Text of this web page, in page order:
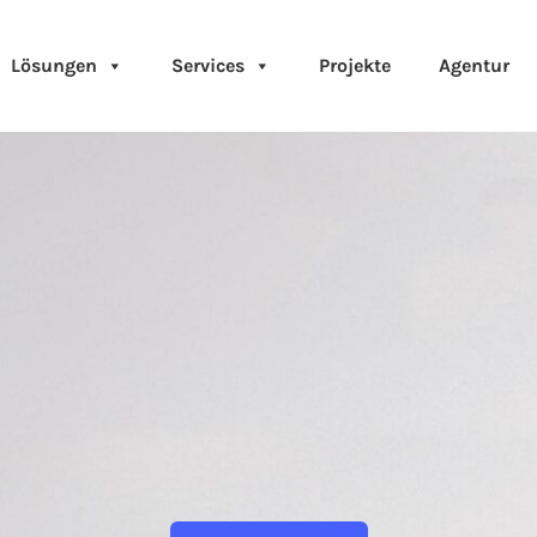
Lösungen Services Projekte Agentur